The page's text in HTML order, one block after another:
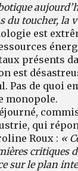
du toucher, la
est
présents
est
Pas de quoi
monopole.
qui
Roux : «
critiques
sur le plan